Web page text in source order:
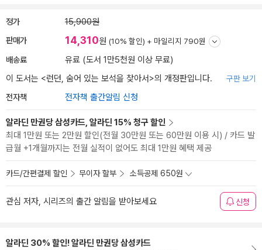
정가 15,900원
판매가 14,310원 (10% 할인) + 마일리지 790원
배송료
유료 (도서 1만5천원 이상 무료)
이 도서는 <런던, 숨어 있는 보석을 찾아서>의 개정판입니다. 구판 보기
전자책 전자책 출간알림 신청
알라딘 만권당 삼성카드, 알라딘 15% 청구 할인
최대 1만원 또는 2만원 할인(전월 30만원 또는 60만원 이용 시) / 카드 발
급월 +1개월까지는 전월 실적이 없어도 최대 1만원 혜택 제공
카드/간편결제 할인 무이자 할부 소득공제 650원
관심 저자, 시리즈의 출간 알림을 받아보세요 신청
알라딘 30% 할인! 알라딘 만권당 삼성카드